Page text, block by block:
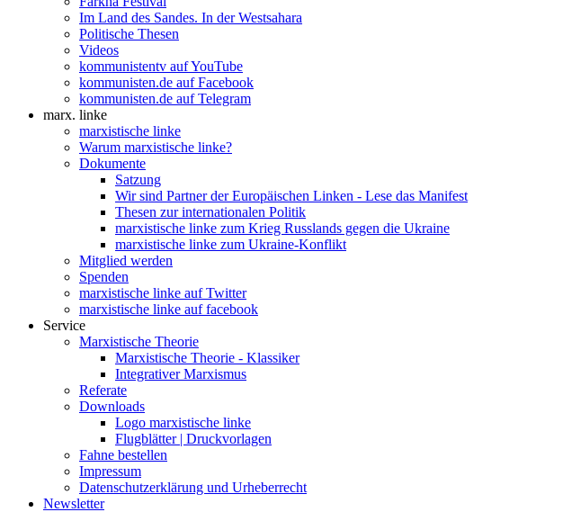
Im Land des Sandes. In der Westsahara
Politische Thesen
Videos
kommunistentv auf YouTube
kommunisten.de auf Facebook
kommunisten.de auf Telegram
marx. linke
marxistische linke
Warum marxistische linke?
Dokumente
Satzung
Wir sind Partner der Europäischen Linken - Lese das Manifest
Thesen zur internationalen Politik
marxistische linke zum Krieg Russlands gegen die Ukraine
marxistische linke zum Ukraine-Konflikt
Mitglied werden
Spenden
marxistische linke auf Twitter
marxistische linke auf facebook
Service
Marxistische Theorie
Marxistische Theorie - Klassiker
Integrativer Marxismus
Referate
Downloads
Logo marxistische linke
Flugblätter | Druckvorlagen
Fahne bestellen
Impressum
Datenschutzerklärung und Urheberrecht
Newsletter